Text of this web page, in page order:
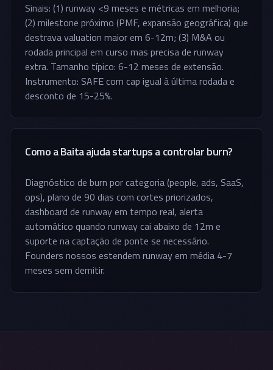
Sinais: (1) runway <9 meses e métricas em melhoria;
(2) milestone próximo (PMF, expansão geográfica) que
destrava valuation maior em 6-12m; (3) M&A ou
rodada principal em curso mas precisa de runway
extra. Tamanho típico: 6-12 meses de extensão.
Instrumento: SAFE com cap igual à última rodada e
desconto de 15-25%.
Como a Baita ajuda startups a controlar burn?
Diagnóstico de burn por categoria (people, ads, SaaS,
ops), plano de 90 dias com cortes priorizados,
dashboard de runway em tempo real, alerta
automático quando runway cai abaixo de 12m e
suporte na captação de ponte se necessário.
Founders nossos estendem runway em média 4-7
meses sem demitir.